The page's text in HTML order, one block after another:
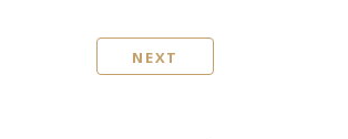
NEXT